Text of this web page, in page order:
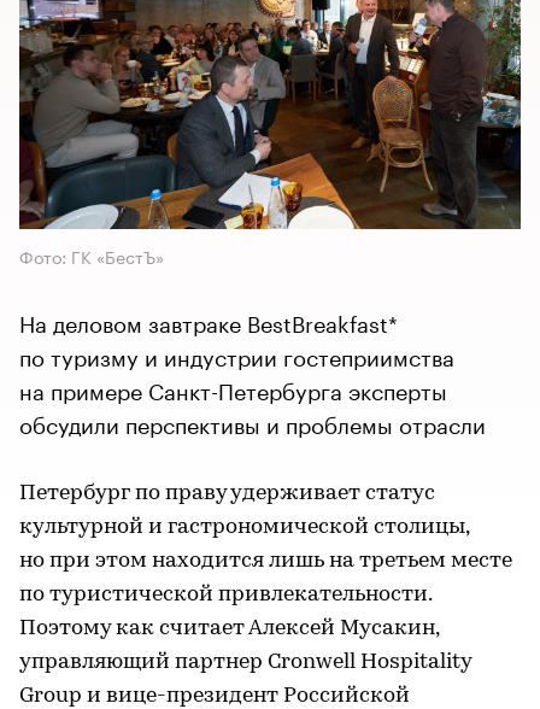
Фото: ГК «БестЪ»
На деловом завтраке BestBreakfast*
по туризму и индустрии гостеприимства
на примере Санкт-Петербурга эксперты
обсудили перспективы и проблемы отрасли
Петербург по праву удерживает статус
культурной и гастрономической столицы,
но при этом находится лишь на третьем месте
по туристической привлекательности.
Поэтому как считает Алексей Мусакин,
управляющий партнер Cronwell Hospitality
Group и вице-президент Российской